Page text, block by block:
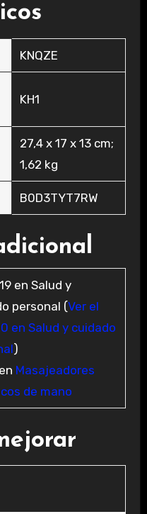
‎KNQZE
‎KH1
‎27,4 x 17 x 13 cm;
1,62 kg
‎B0D3TYT7RW
en Salud y
personal (Ver el
en Salud y cuidado
)
Masajeadores
de mano